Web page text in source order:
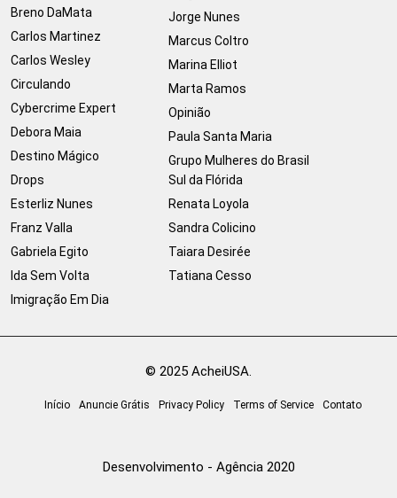
Breno DaMata
Carlos Martinez
Carlos Wesley
Circulando
Cybercrime Expert
Debora Maia
Destino Mágico
Drops
Esterliz Nunes
Franz Valla
Gabriela Egito
Ida Sem Volta
Imigração Em Dia
Jorge Nunes
Marcus Coltro
Marina Elliot
Marta Ramos
Opinião
Paula Santa Maria
Grupo Mulheres do Brasil
Sul da Flórida
Renata Loyola
Sandra Colicino
Taiara Desirée
Tatiana Cesso
© 2025 AcheiUSA.
Início Anuncie Grátis Privacy Policy Terms of Service Contato
Desenvolvimento - Agência 2020